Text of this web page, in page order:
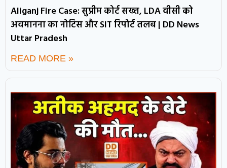
Aliganj Fire Case: सुप्रीम कोर्ट सख्त, LDA वीसी को
अवमानना का नोटिस और SIT रिपोर्ट तलब | DD News
Uttar Pradesh
READ MORE »